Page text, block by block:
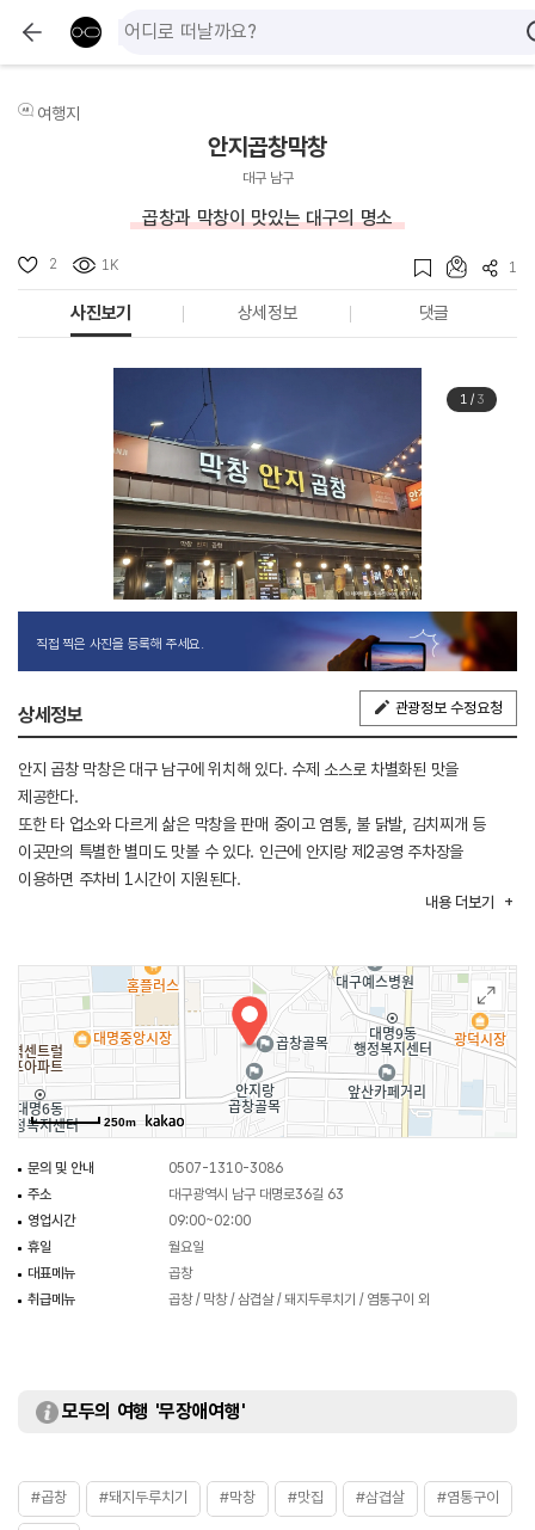
여행지
안지곱창막창
대구 남구
곱창과 막창이 맛있는 대구의 명소
2 1K 1
사진보기 상세정보 댓글
1/ 3
직접 찍은 사진을 등록해 주세요.
상세정보 관광정보 수정요청
안지 곱창 막창은 대구 남구에 위치해 있다. 수제 소스로 차별화된 맛을
제공한다.
또한 타 업소와 다르게 삶은 막창을 판매 중이고 염통, 불 닭발, 김치찌개 등
이곳만의 특별한 별미도 맛볼 수 있다. 인근에 안지랑 제2공영 주차장을
이용하면 주차비 1시간이 지원된다.
내용 더보기
250m
문의 및 안내
0507-1310-3086
주소
대구광역시 남구 대명로36길 63
영업시간
09:00~02:00
휴일
월요일
대표메뉴
곱창
취급메뉴
곱창 / 막창 / 삼겹살 / 돼지두루치기 / 염통구이 외
모두의 여행 '무장애여행'
#곱창 #돼지두루치기 #막창 #맛집 #삼겹살 #염통구이